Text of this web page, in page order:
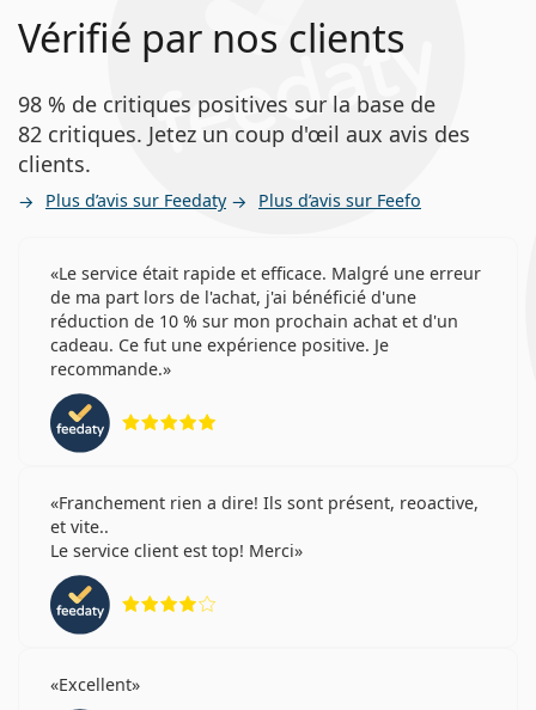
Vérifié par nos clients
98 % de critiques positives sur la base de
82 critiques. Jetez un coup d'œil aux avis des
clients.
Plus d’avis sur Feedaty Plus d’avis sur Feefo
Le service était rapide et efficace. Malgré une erreur
de ma part lors de l'achat, j'ai bénéficié d'une
réduction de 10 % sur mon prochain achat et d'un
cadeau. Ce fut une expérience positive. Je
recommande.
Franchement rien a dire! Ils sont présent, reoactive,
et vite..
Le service client est top! Merci
Excellent